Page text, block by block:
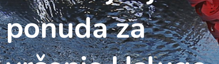
ponuda za